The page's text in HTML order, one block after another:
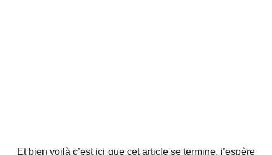
Et bien voilà c’est ici que cet article se termine, j’espère